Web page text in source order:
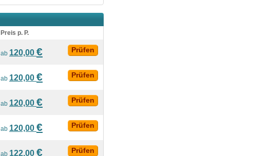
Preis p. P.
ab 120,00 € Prüfen
ab 120,00 € Prüfen
ab 120,00 € Prüfen
ab 120,00 € Prüfen
ab 122,00 € Prüfen